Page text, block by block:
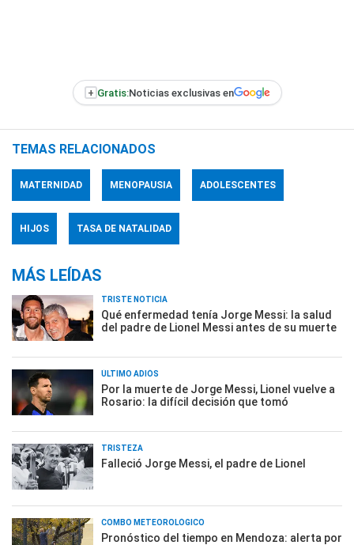
+ Gratis:Noticias exclusivas en
TEMAS RELACIONADOS
MATERNIDAD MENOPAUSIA ADOLESCENTES
HIJOS TASA DE NATALIDAD
MÁS LEÍDAS
TRISTE NOTICIA
Qué enfermedad tenía Jorge Messi: la salud
del padre de Lionel Messi antes de su muerte
ÚLTIMO ADIÓS
Por la muerte de Jorge Messi, Lionel vuelve a
Rosario: la difícil decisión que tomó
TRISTEZA
Falleció Jorge Messi, el padre de Lionel
COMBO METEOROLÓGICO
Pronóstico del tiempo en Mendoza: alerta por